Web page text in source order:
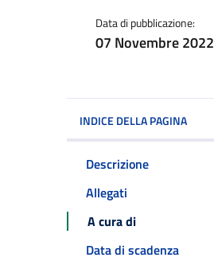
Data di pubblicazione:
07 Novembre 2022
INDICE DELLA PAGINA
Descrizione
Allegati
A cura di
Data di scadenza